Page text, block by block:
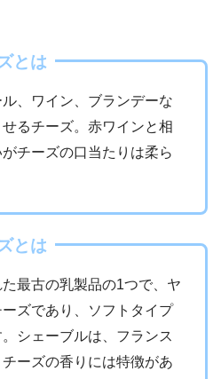
とは
、ワイン、ブランデーな
るチーズ。赤ワインと相
チーズの口当たりは柔ら
とは
最古の乳製品の1つで、ヤ
ズであり、ソフトタイプ
シェーブルは、フランス
ーズの香りには特徴があ